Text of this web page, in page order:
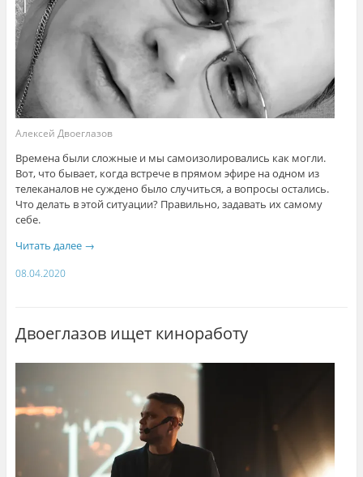
Алексей Двоеглазов
Времена были сложные и мы самоизолировались как могли.
Вот, что бывает, когда встрече в прямом эфире на одном из
телеканалов не суждено было случиться, а вопросы остались.
Что делать в этой ситуации? Правильно, задавать их самому
себе.
Читать далее →
08.04.2020
Двоеглазов ищет киноработу